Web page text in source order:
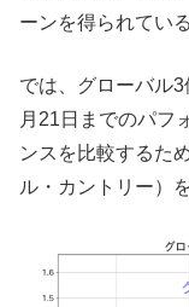
ーンを得られてい
では、グローバル
月21日までのパフ
ンスを比較するた
ル・カントリー）